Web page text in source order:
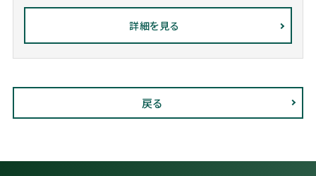
詳細を見る
戻る